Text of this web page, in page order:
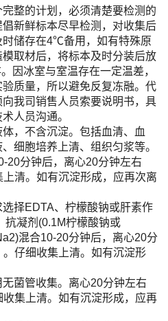
整的计划，必须清楚要检测的
新鲜标本尽早检测，对收集后
时储存在4℃备用，如有特殊原
取材后，将标本及时分装后放
冰室与室温存在一定温差，
质量，所以避免反复冻融。代
我司销售人员索要说明书，具
人员沟通。
，不含沉淀。包括血清、血
细胞培养上清、组织匀浆等。
20分钟后，离心20分钟左右
上清。如有沉淀形成，应再次离
择EDTA、柠檬酸钠或肝素作
抗凝剂(0.1M柠檬酸钠或
混合10-20分钟后，离心20分
仔细收集上清。如有沉淀形
菌管收集。离心20分钟左右
收集上清。如有沉淀形成，应再